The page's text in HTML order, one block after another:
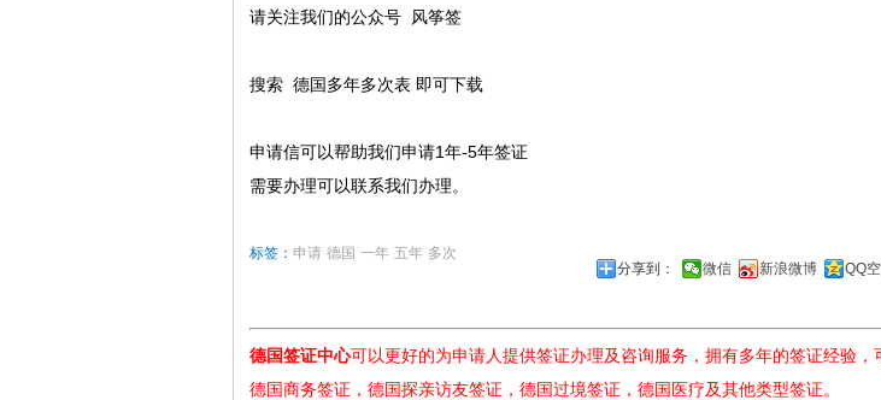
请关注我们的公众号 风筝签
搜索 德国多年多次表 即可下载
申请信可以帮助我们申请1年-5年签证
需要办理可以联系我们办理。
标签： 申请 德国 一年 五年 多次
分享到：
微信 新浪微博 QQ
德国签证中心可以更好的为申请人提供签证办理及咨询服务，拥有多年的签证经验，
德国商务签证，德国探亲访友签证，德国过境签证，德国医疗及其他类型签证。